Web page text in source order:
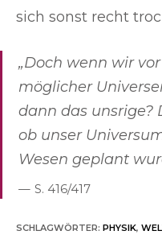
sich sonst recht
„Doch wenn wir
möglicher
dann das unsrige?
ob unser
Wesen geplant
S. 416/417
SCHLAGWÖRTER: PHYSIK,